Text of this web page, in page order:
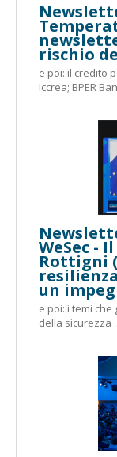
rischio
e poi: il credito
Iccrea; BPER
WeSec -
Rottigni
un
e poi: i temi
della sicurezza